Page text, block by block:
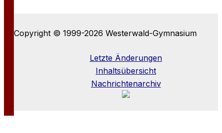
Copyright © 1999-2026 Westerwald-Gymnasium
Letzte Änderungen
Inhaltsübersicht
Nachrichtenarchiv